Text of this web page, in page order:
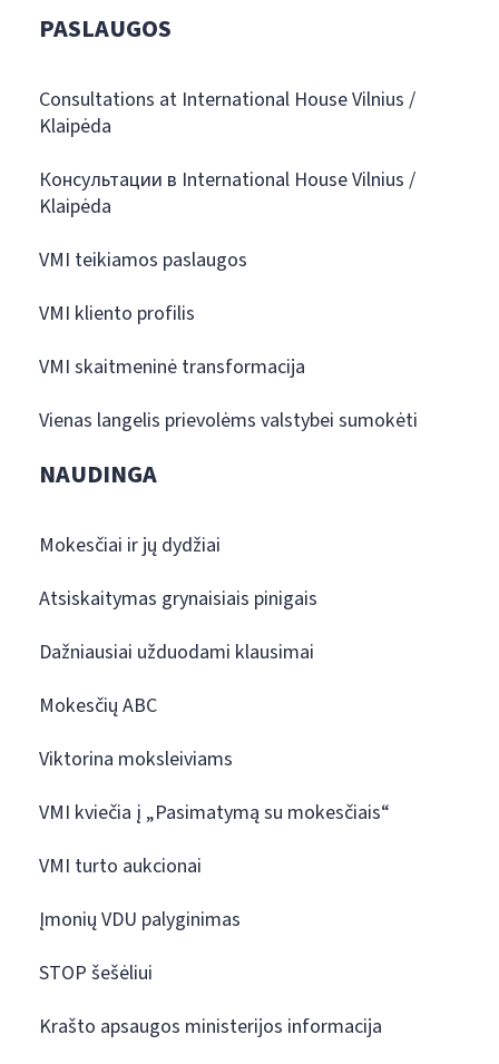
PASLAUGOS
Consultations at International House Vilnius /
Klaipėda
Консультации в International House Vilnius /
Klaipėda
VMI teikiamos paslaugos
VMI kliento profilis
VMI skaitmeninė transformacija
Vienas langelis prievolėms valstybei sumokėti
NAUDINGA
Mokesčiai ir jų dydžiai
Atsiskaitymas grynaisiais pinigais
Dažniausiai užduodami klausimai
Mokesčių ABC
Viktorina moksleiviams
VMI kviečia į „Pasimatymą su mokesčiais“
VMI turto aukcionai
Įmonių VDU palyginimas
STOP šešėliui
Krašto apsaugos ministerijos informacija